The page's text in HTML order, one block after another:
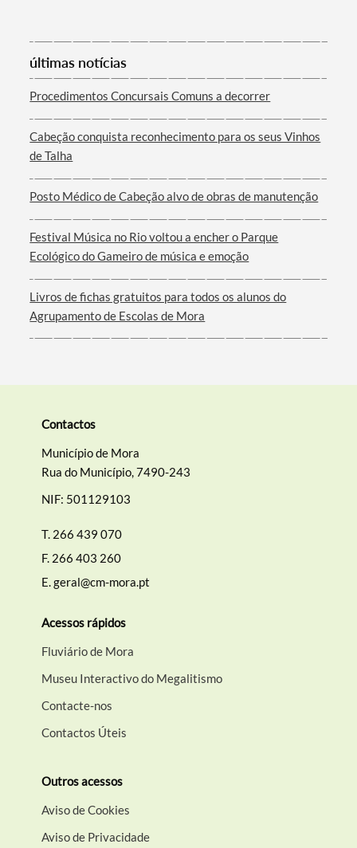
Filtros
últimas notícias
Procedimentos Concursais Comuns a decorrer
Cabeção conquista reconhecimento para os seus Vinhos
de Talha
Posto Médico de Cabeção alvo de obras de manutenção
Festival Música no Rio voltou a encher o Parque
Ecológico do Gameiro de música e emoção
Livros de fichas gratuitos para todos os alunos do
Agrupamento de Escolas de Mora
Contactos
Município de Mora
Rua do Município, 7490-243
NIF: 501129103
T. 266 439 070
F. 266 403 260
E.geral@cm-mora.pt
Acessos rápidos
Fluviário de Mora
Museu Interactivo do Megalitismo
Contacte-nos
Contactos Úteis
Outros acessos
Aviso de Cookies
Aviso de Privacidade